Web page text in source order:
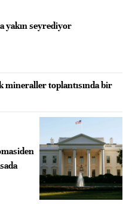
yakın seyrediyor
mineraller toplantısında bir